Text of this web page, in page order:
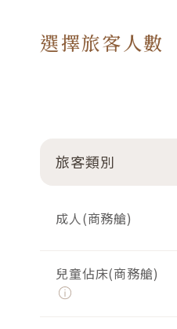
選擇旅客人數
旅客類別
成人(商務艙)
兒童佔床(商務艙)